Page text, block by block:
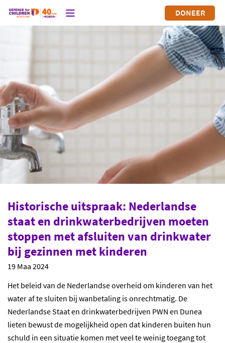
DONEER
Historische uitspraak: Nederlandse
staat en drinkwaterbedrijven moeten
stoppen met afsluiten van drinkwater
bij gezinnen met kinderen
19 Maa 2024
Het beleid van de Nederlandse overheid om kinderen van het
water af te sluiten bij wanbetaling is onrechtmatig. De
Nederlandse Staat en drinkwaterbedrijven PWN en Dunea
lieten bewust de mogelijkheid open dat kinderen buiten hun
schuld in een situatie komen met veel te weinig toegang tot